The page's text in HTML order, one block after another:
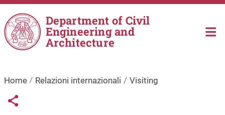
Skip to main content
Department of Civil
Engineering and
Architecture
Home Relazioni internazionali Visiting
Links condivisione social
Share button